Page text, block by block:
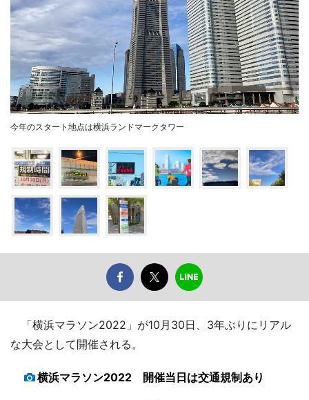
今年のスタート地点は横浜ランドマークタワー
「横浜マラソン2022」が10月30日、3年ぶりにリアル
な大会として開催される。
横浜マラソン2022 開催当日は交通規制あり